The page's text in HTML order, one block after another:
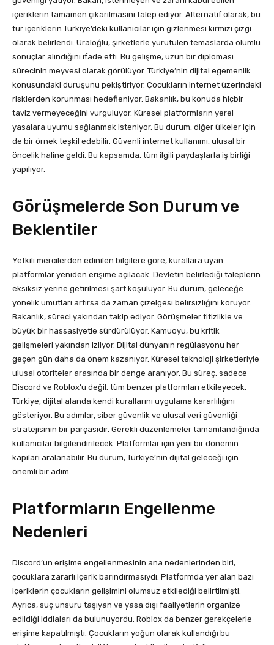
içeriklerin tamamen çıkarılmasını talep ediyor. Alternatif olarak, bu
tür içeriklerin Türkiye’deki kullanıcılar için gizlenmesi kırmızı çizgi
olarak belirlendi. Uraloğlu, şirketlerle yürütülen temaslarda olumlu
sonuçlar alındığını ifade etti. Bu gelişme, uzun bir diplomasi
sürecinin meyvesi olarak görülüyor. Türkiye’nin dijital egemenlik
konusundaki duruşunu pekiştiriyor. Çocukların internet üzerindeki
risklerden korunması hedefleniyor. Bakanlık, bu konuda hiçbir
taviz vermeyeceğini vurguluyor. Küresel platformların yerel
yasalara uyumu sağlanmak isteniyor. Bu durum, diğer ülkeler için
de bir örnek teşkil edebilir. Güvenli internet kullanımı, ulusal bir
öncelik haline geldi. Bu kapsamda, tüm ilgili paydaşlarla iş birliği
yapılıyor.
Görüşmelerde Son Durum ve
Beklentiler
Yetkili mercilerden edinilen bilgilere göre, kurallara uyan
platformlar yeniden erişime açılacak. Devletin belirlediği taleplerin
eksiksiz yerine getirilmesi şart koşuluyor. Bu durum, geleceğe
yönelik umutları artırsa da zaman çizelgesi belirsizliğini koruyor.
Bakanlık, süreci yakından takip ediyor. Görüşmeler titizlikle ve
büyük bir hassasiyetle sürdürülüyor. Kamuoyu, bu kritik
gelişmeleri yakından izliyor. Dijital dünyanın regülasyonu her
geçen gün daha da önem kazanıyor. Küresel teknoloji şirketleriyle
ulusal otoriteler arasında bir denge aranıyor. Bu süreç, sadece
Discord ve Roblox’u değil, tüm benzer platformları etkileyecek.
Türkiye, dijital alanda kendi kurallarını uygulama kararlılığını
gösteriyor. Bu adımlar, siber güvenlik ve ulusal veri güvenliği
stratejisinin bir parçasıdır. Gerekli düzenlemeler tamamlandığında
kullanıcılar bilgilendirilecek. Platformlar için yeni bir dönemin
kapıları aralanabilir. Bu durum, Türkiye’nin dijital geleceği için
önemli bir adım.
Platformların Engellenme
Nedenleri
Discord’un erişime engellenmesinin ana nedenlerinden biri,
çocuklara zararlı içerik barındırmasıydı. Platformda yer alan bazı
içeriklerin çocukların gelişimini olumsuz etkilediği belirtilmişti.
Ayrıca, suç unsuru taşıyan ve yasa dışı faaliyetlerin organize
edildiği iddiaları da bulunuyordu. Roblox da benzer gerekçelerle
erişime kapatılmıştı. Çocukların yoğun olarak kullandığı bu